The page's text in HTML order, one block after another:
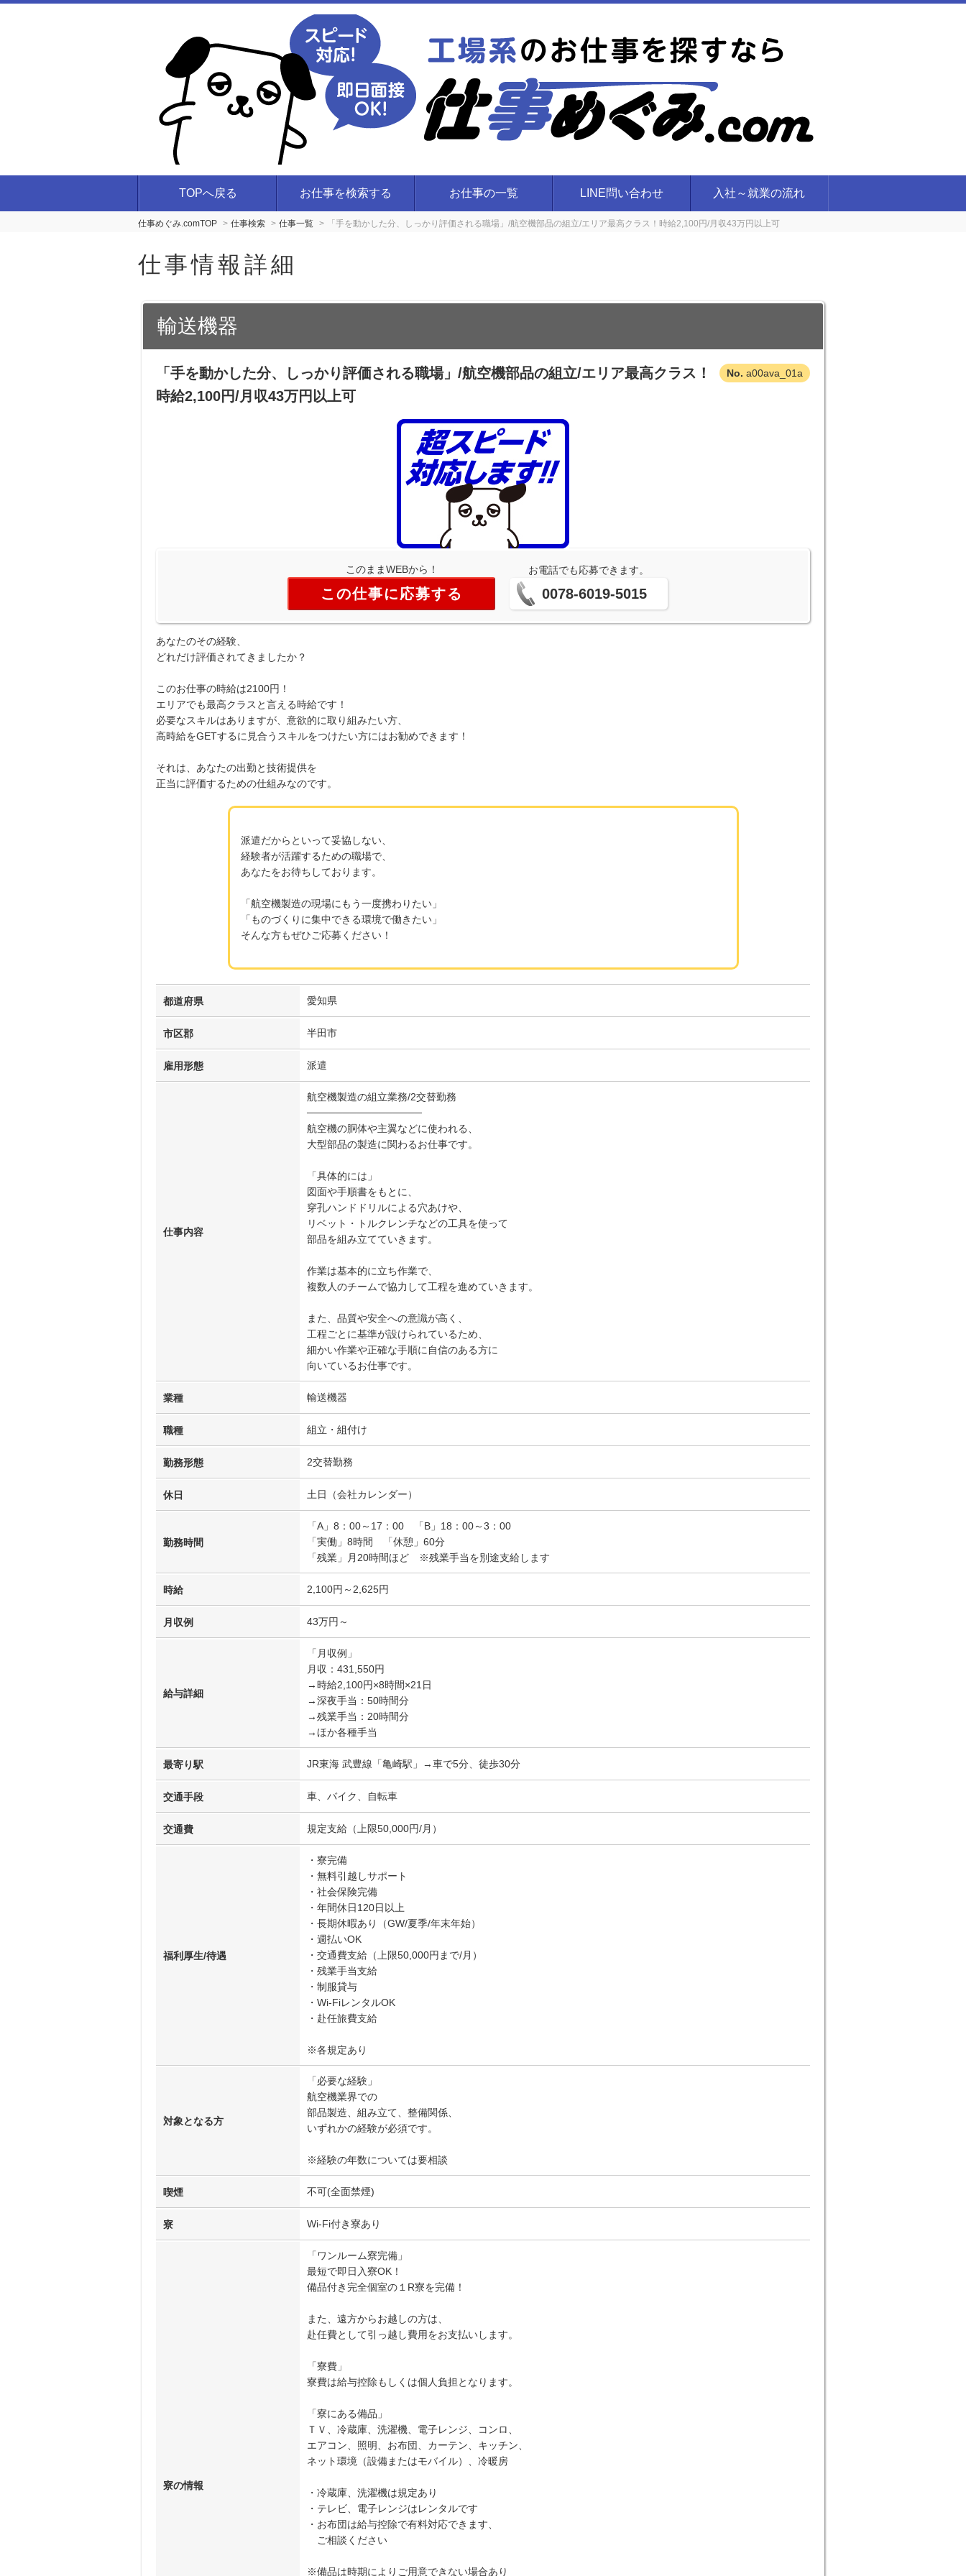
TOPへ戻る お仕事を検索する お仕事の一覧 LINE問い合わせ 入社～就業の流れ
仕事めぐみ.comTOP 仕事検索 仕事一覧 「手を動かした分、しっかり評価される職場」/航空機部品の組立/エリア最高クラス！時給2,100円/月収43万円以上可
仕事情報詳細
輸送機器
a00ava_01a
「手を動かした分、しっかり評価される職場」/航空機部品の組立/エリア最高クラス！
時給2,100円/月収43万円以上可
このままWEBから！
この仕事に応募する
お電話でも応募できます。
0078-6019-5015
あなたのその経験、
どれだけ評価されてきましたか？
このお仕事の時給は2100円！
エリアでも最高クラスと言える時給です！
必要なスキルはありますが、意欲的に取り組みたい方、
高時給をGETするに見合うスキルをつけたい方にはお勧めできます！
それは、あなたの出勤と技術提供を
正当に評価するための仕組みなのです。
派遣だからといって妥協しない、
経験者が活躍するための職場で、
あなたをお待ちしております。
「航空機製造の現場にもう一度携わりたい」
「ものづくりに集中できる環境で働きたい」
そんな方もぜひご応募ください！
都道府県 愛知県
市区郡 半田市
雇用形態 派遣
仕事内容
航空機製造の組立業務/2交替勤務
────────────────
航空機の胴体や主翼などに使われる、
大型部品の製造に関わるお仕事です。
「具体的には」
図面や手順書をもとに、
穿孔ハンドドリルによる穴あけや、
リベット・トルクレンチなどの工具を使って
部品を組み立てていきます。
作業は基本的に立ち作業で、
複数人のチームで協力して工程を進めていきます。
また、品質や安全への意識が高く、
工程ごとに基準が設けられているため、
細かい作業や正確な手順に自信のある方に
向いているお仕事です。
業種 輸送機器
職種 組立・組付け
勤務形態 2交替勤務
休日 土日（会社カレンダー）
勤務時間
「A」8：00～17：00 「B」18：00～3：00
「実働」8時間 「休憩」60分
「残業」月20時間ほど ※残業手当を別途支給します
時給 2,100円～2,625円
月収例 43万円～
給与詳細
「月収例」
月収：431,550円
→時給2,100円×8時間×21日
→深夜手当：50時間分
→残業手当：20時間分
→ほか各種手当
最寄り駅 JR東海 武豊線「亀崎駅」→車で5分、徒歩30分
交通手段 車、バイク、自転車
交通費 規定支給（上限50,000円/月）
福利厚生/待遇
・寮完備
・無料引越しサポート
・社会保険完備
・年間休日120日以上
・長期休暇あり（GW/夏季/年末年始）
・週払いOK
・交通費支給（上限50,000円まで/月）
・残業手当支給
・制服貸与
・Wi-FiレンタルOK
・赴任旅費支給
※各規定あり
対象となる方
「必要な経験」
航空機業界での
部品製造、組み立て、整備関係、
いずれかの経験が必須です。
※経験の年数については要相談
喫煙 不可(全面禁煙)
寮 Wi-Fi付き寮あり
寮の情報
「ワンルーム寮完備」
最短で即日入寮OK！
備品付き完全個室の１R寮を完備！
また、遠方からお越しの方は、
赴任費として引っ越し費用をお支払いします。
「寮費」
寮費は給与控除もしくは個人負担となります。
「寮にある備品」
ＴＶ、冷蔵庫、洗濯機、電子レンジ、コンロ、
エアコン、照明、お布団、カーテン、キッチン、
ネット環境（設備またはモバイル）、冷暖房
・冷蔵庫、洗濯機は規定あり
・テレビ、電子レンジはレンタルです
・お布団は給与控除で有料対応できます、
ご相談ください
※備品は時期によりご用意できない場合あり